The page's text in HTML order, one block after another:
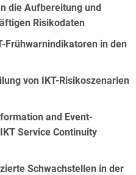
die Aufbereitung und
Risikodaten
Frühwarnindikatoren in den
von IKT-Risikoszenarien
and Event-
Service Continuity
Schwachstellen in der